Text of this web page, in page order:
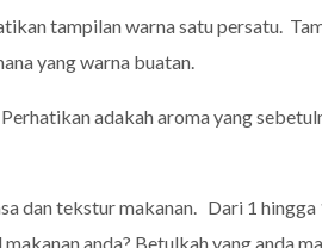
tampilan warna satu persatu.
yang warna buatan.
adakah aroma yang
dan tekstur makanan. Dari 1
anda? Betulkah yang anda